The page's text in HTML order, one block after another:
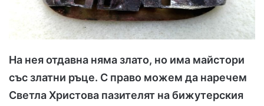
На нея отдавна няма злато, но има майстори
със златни ръце. С право можем да наречем
Светла Христова пазителят на бижутерския